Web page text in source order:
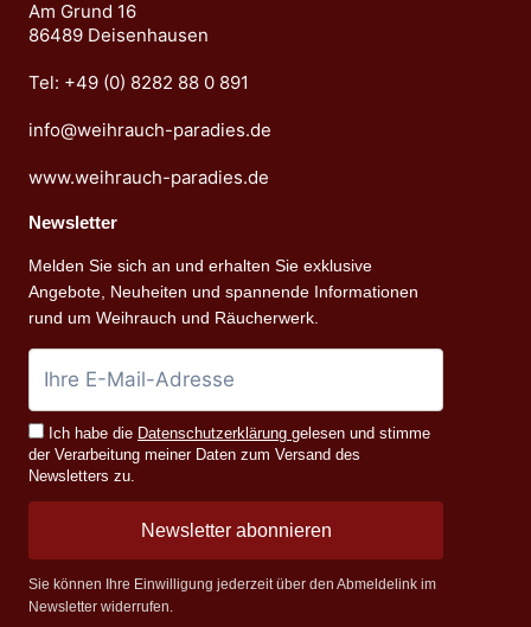
Am Grund 16
86489 Deisenhausen
Tel: +49 (0) 8282 88 0 891
info@weihrauch-paradies.de
www.weihrauch-paradies.de
Newsletter
Melden Sie sich an und erhalten Sie exklusive
Angebote, Neuheiten und spannende Informationen
rund um Weihrauch und Räucherwerk.
Ich habe die Datenschutzerklärung gelesen und stimme
der Verarbeitung meiner Daten zum Versand des
Newsletters zu.
Newsletter abonnieren
Sie können Ihre Einwilligung jederzeit über den Abmeldelink im
Newsletter widerrufen.